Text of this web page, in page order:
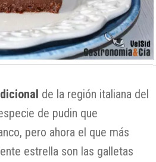
de la región italiana del
de pudin que
pero ahora el que más
estrella son las galletas